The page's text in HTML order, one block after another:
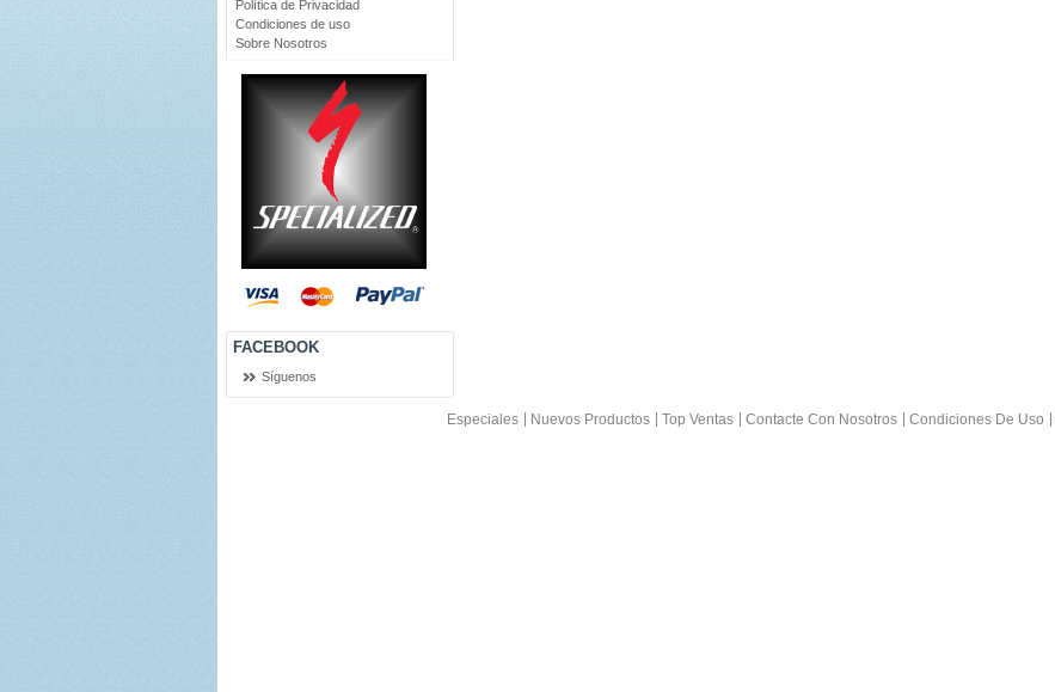
Política de Privacidad
Condiciones de uso
Sobre Nosotros
FACEBOOK
Síguenos
Especiales Nuevos Productos Top Ventas Contacte Con Nosotros Condiciones De Uso